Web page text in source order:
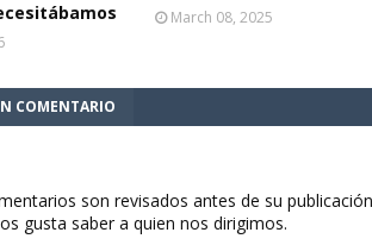
March 08, 2025
COMENTARIO
son revisados antes de su
gusta saber a quien nos dirigimos.